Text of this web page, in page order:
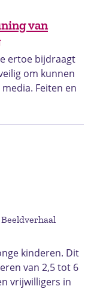
van
ertoe bijdraagt
om kunnen
Feiten en
kinderen. Dit
van 2,5 tot 6
vrijwilligers in